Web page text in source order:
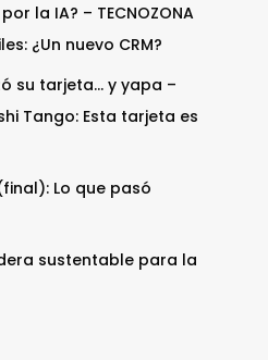
la IA? – TECNOZONA
¿Un nuevo CRM?
su tarjeta… y yapa –
Tango: Esta tarjeta es
Lo que pasó
sustentable para la